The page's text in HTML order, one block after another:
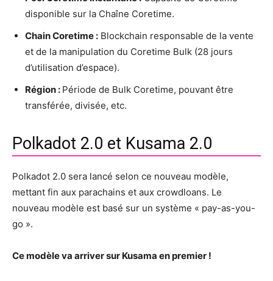
disponible sur la Chaîne Coretime.
Chain Coretime : Blockchain responsable de la vente
et de la manipulation du Coretime Bulk (28 jours
d’utilisation d’espace).
Région : Période de Bulk Coretime, pouvant être
transférée, divisée, etc.
Polkadot 2.0 et Kusama 2.0
Polkadot 2.0 sera lancé selon ce nouveau modèle,
mettant fin aux parachains et aux crowdloans. Le
nouveau modèle est basé sur un système « pay-as-you-
go ».
Ce modèle va arriver sur Kusama en premier !